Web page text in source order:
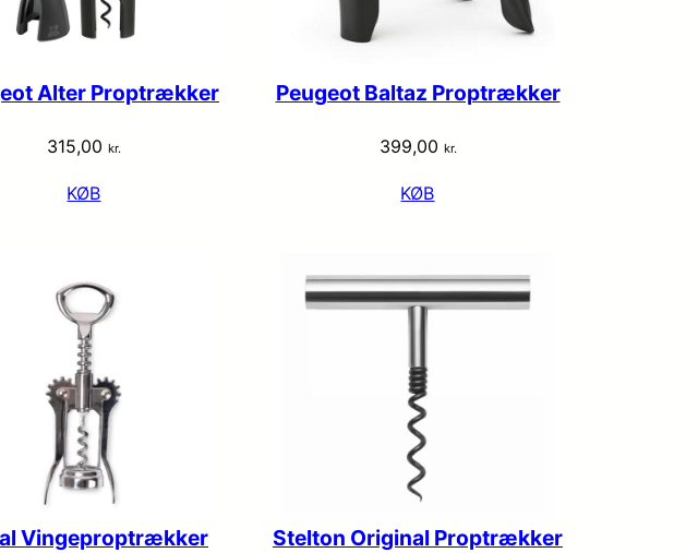
Alter Proptrækker
315,00 kr.
KØB
Peugeot Baltaz Proptrækker
399,00 kr.
KØB
Vingeproptrækker Stelton Original Proptrækker